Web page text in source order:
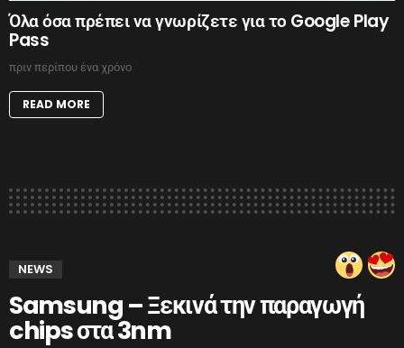
Όλα όσα πρέπει να γνωρίζετε για το Google Play
Pass
πριν περίπου ένα χρόνο
READ MORE
NEWS
Samsung – Ξεκινά την παραγωγή
chips στα 3nm